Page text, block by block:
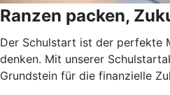
Ranzen packen,
Der Schulstart ist der perfekte
denken. Mit unserer
Grundstein für die finanzielle